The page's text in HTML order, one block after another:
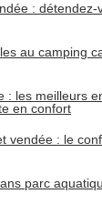
: détendez-
au camping
: les meilleurs
en confort
vendée : le
parc